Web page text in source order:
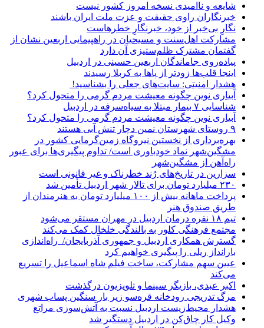
شایعه و ناامیدی نسخه امروز کشور نیست
خبرنگاران راوی حقیقت و عزت ملت ایران باشند
نگارِ بی‌خبر از خود، خبرنگارِ خطرهاست
مشارکت اهل‌سنت و مسیحیان در راهپیمایی اربعین نشان از
گفتمان مشترک ظلم‌ستیزی آن دارد
پیاده‌روی جاماندگان اربعین حسینی در اردبیل
اینجا قلب‌ها زودتر از پاها به کربلا رسیدند
هشدار امنیتی: سایت‌های جعلی را بشناسید!
آبیاری نوین چگونه معیشت مردم گرمی را متحول کرد؟
شناسایی ۷ بیمار مبتلا به سیاه‌سرفه در اردبیل
آبیاری نوین چگونه معیشت مردم گرمی را متحول کرد؟
۹ روستای شهرستان نمین دچار تنش آبی هستند
بهره‌برداری از نخستین نیروگاه زمین‌گرمایی کشور در
مشگین‌شهر نماد خودباوری است/ تداوم پیگیری‌ها برای عبور
راه‌آهن از مشگین‌شهر
سزارین در تاریخ‌های رُند خطرناک و غیر قانونی است
۲۳۰ میلیارد تومان برای تالار شهر اردبیل تأمین شد
پرداخت ماهانه بیش از ۱۰۰ میلیارد تومان به هنرمندان از
طریق صندوق هنر
تیم ۱۸ نفره درمان اردبیل در مهران مستقر می‌شود
مجتمع فرهنگی کلور به بالندگی خلخال کمک می‌کند
گسترش همکاری اردبیل و جمهوری آذربایجان/ راه‌اندازی
بارانداز ریلی را پیگیری خواهیم کرد
عیین سهم مشارکت، ساخت فیلم شاه‌ اسماعیل را تسریع
می‌کند
اکبر عبدی، بازیگر سینما و تلویزیون درگذشت
مرگ تدریجی رودخانه قره‌سو زیر بار سنگین پساب شهری
هشدار محیط‌زیست اردبیل نسبت به آتش‌سوزی مراتع
وکیل کار چاق‌کن در اردبیل دستگیر شد